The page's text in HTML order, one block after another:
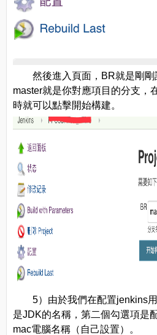
然後進入頁面，BR就是剛剛
master就是你對應項目的分支，
時就可以點擊開始構建。
5）由於我們在配置jenkins
是JDK的名稱，第二個勾選項是
mac電腦名稱（自己設置）。